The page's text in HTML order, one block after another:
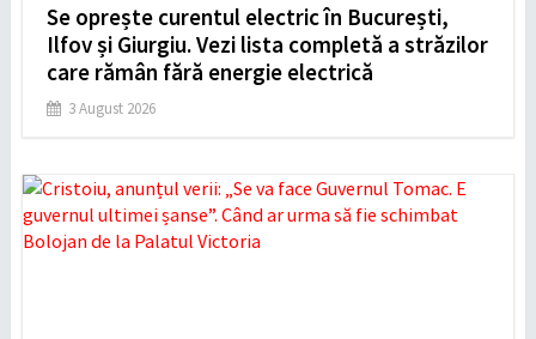
Se oprește curentul electric în București,
Ilfov și Giurgiu. Vezi lista completă a străzilor
care rămân fără energie electrică
3 August 2026